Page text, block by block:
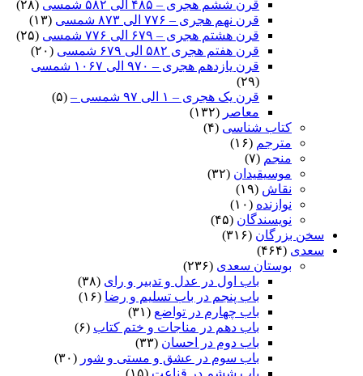
قرن ششم هجری – ۴۸۵ الی ۵۸۲ شمسی
(۲۸)
قرن نهم هجری – ۷۷۶ الی ۸۷۳ شمسی
(۱۳)
قرن هشتم هجری – ۶۷۹ الی ۷۷۶ شمسی
(۲۵)
قرن هفتم هجری ۵۸۲ الی ۶۷۹ شمسی
(۲۰)
قرن یازدهم هجری – ۹۷۰ الی ۱۰۶۷ شمسی
(۲۹)
قرن یک هجری – ۱ الی ۹۷ شمسی –
(۵)
معاصر (۱۳۲)
کتاب شناسی (۴)
مترجم (۱۶)
منجم (۷)
موسیقیدان (۳۲)
نقاش (۱۹)
نوازنده (۱۰)
نویسندگان (۴۵)
سخن بزرگان (۳۱۶)
سعدی (۴۶۴)
بوستان سعدی (۲۳۶)
باب اول در عدل و تدبیر و رای (۳۸)
باب پنجم در باب تسلیم و رضا (۱۶)
باب چهارم در تواضع (۳۱)
باب دهم در مناجات و ختم کتاب (۶)
باب دوم در احسان (۳۳)
باب سوم در عشق و مستی و شور (۳۰)